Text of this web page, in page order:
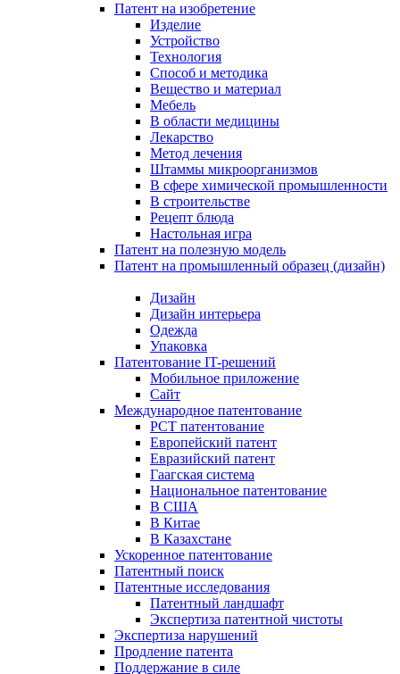
Патент на изобретение
Изделие
Устройство
Технология
Способ и методика
Вещество и материал
Мебель
В области медицины
Лекарство
Метод лечения
Штаммы микроорганизмов
В сфере химической промышленности
В строительстве
Рецепт блюда
Настольная игра
Патент на полезную модель
Патент на промышленный образец (дизайн)
Дизайн
Дизайн интерьера
Одежда
Упаковка
Патентование IT-решений
Мобильное приложение
Сайт
Международное патентование
PCT патентование
Европейский патент
Евразийский патент
Гаагская система
Национальное патентование
В США
В Китае
В Казахстане
Ускоренное патентование
Патентный поиск
Патентные исследования
Патентный ландшафт
Экспертиза патентной чистоты
Экспертиза нарушений
Продление патента
Поддержание в силе